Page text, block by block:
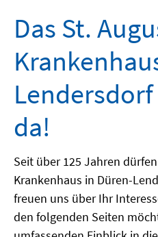
Das St.
da!
Seit über 125 Jahren
Krankenhaus in Düren-
freuen uns über Ihr
den folgenden Seiten